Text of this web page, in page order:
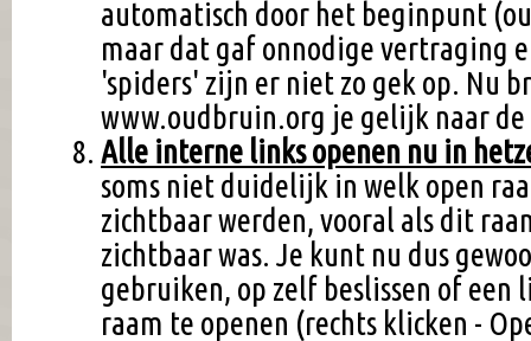
automatisch door het beginpunt
maar dat gaf onnodige vertraging
'spiders' zijn er niet zo gek op. Nu
www.oudbruin.org je gelijk naar
Alle interne links openen nu in
soms niet duidelijk in welk open
zichtbaar werden, vooral als dit
zichtbaar was. Je kunt nu dus
gebruiken, op zelf beslissen of een
raam te openen (rechts klicken -